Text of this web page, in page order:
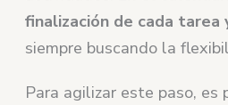
finalización de cada tarea
siempre buscando la
Para agilizar este paso, es